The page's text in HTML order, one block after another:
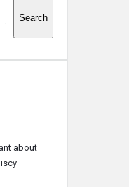
Search
about